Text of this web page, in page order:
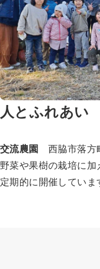
人とふれあい
交流農園 西脇市落方
野菜や果樹の栽培に
定期的に開催していま